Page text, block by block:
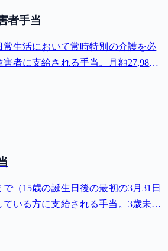
者手当
常生活において常時特別の介護を必
者に支給される手当。月額27,980
（15歳の誕生日後の最初の3月31日
ている方に支給される手当。3歳未満
学生は月額10,000円。